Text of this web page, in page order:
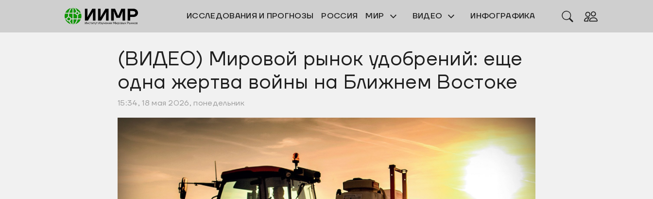
ИССЛЕДОВАНИЯ И ПРОГНОЗЫ РОССИЯ МИР ВИДЕО ИНФОГРАФИКА
(ВИДЕО) Мировой рынок удобрений: еще
одна жертва войны на Ближнем Востоке
15:34, 18 мая 2026, понедельник